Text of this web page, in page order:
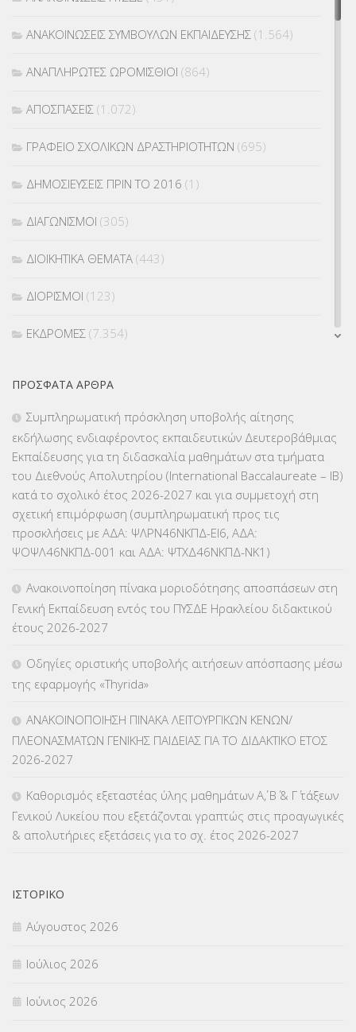
ΑΝΑΚΟΙΝΩΣΕΙΣ ΣΥΜΒΟΥΛΩΝ ΕΚΠΑΙΔΕΥΣΗΣ (1.564)
ΑΝΑΠΛΗΡΩΤΕΣ ΩΡΟΜΙΣΘΙΟΙ (864)
ΑΠΟΣΠΑΣΕΙΣ (1.072)
ΓΡΑΦΕΙΟ ΣΧΟΛΙΚΩΝ ΔΡΑΣΤΗΡΙΟΤΗΤΩΝ (695)
ΔΗΜΟΣΙΕΥΣΕΙΣ ΠΡΙΝ ΤΟ 2016 (1)
ΔΙΑΓΩΝΙΣΜΟΙ (305)
ΔΙΟΙΚΗΤΙΚΑ ΘΕΜΑΤΑ (443)
ΔΙΟΡΙΣΜΟΙ (123)
ΕΚΔΡΟΜΕΣ (7.354)
ΕΠΙΜΟΡΦΩΣΗ Τ.Π.Ε.(10)
ΕΥΡΩΠΑΪΚΑ ΠΡΟΓΡΑΜΜΑΤΑ(230)
ΚΕΣΥ (60)
ΚΕΣΥΠ(109)
ΚΠγ – ΚΡΑΤΙΚΟ ΠΙΣΤΟΠΟΙΗΤΙΚΟ ΓΛΩΣΣΟΜΑΘΕΙΑΣ(135)
ΚΠπ- ΚΡΑΤΙΚΟ ΠΙΣΤΟΠΟΙΗΤΙΚΟ ΠΛΗΡΟΦΟΡΙΚΗΣ
ΛΟΙΠΑ(309)
ΜΕΤΑΘΕΣΕΙΣ-ΤΟΠΟΘΕΤΗΣΕΙΣ ΒΕΛΤΙΩΣΕΙΣ(319)
ΜΕΤΑΦΟΡΑ ΜΑΘΗΤΩΝ(3)
ΟΙΚΟΝΟΜΙΚΑ ΘΕΜΑΤΑ
Π.Ε.Κ. ΗΡΑΚΛΕΙΟΥ
ΠΑΝΕΛΛΑΔΙΚΕΣ ΕΞΕΤΑΣΕΙΣ
ΠΡΟΚΗΡΥΞΕΙΣ
ΠΡΌΣΦΑΤΑ ΆΡΘΡΑ
Συμπληρωματική πρόσκληση υποβολής αίτησης
εκδήλωσης ενδιαφέροντος εκπαιδευτικών Δευτεροβάθμιας
Εκπαίδευσης για τη διδασκαλία μαθημάτων στα τμήματα
του Διεθνούς Απολυτηρίου (International Baccalaureate – IB)
κατά το σχολικό έτος 2026-2027 και για συμμετοχή στη
σχετική επιμόρφωση (συμπληρωματική προς τις
προσκλήσεις με ΑΔΑ: ΨΛΡΝ46ΝΚΠΔ-ΕΙ6, ΑΔΑ:
ΨΟΨΛ46ΝΚΠΔ-001 και ΑΔΑ: ΨΤΧΔ46ΝΚΠΔ-ΝΚ1)
Ανακοινοποίηση πίνακα μοριοδότησης αποσπάσεων στη
Γενική Εκπαίδευση εντός του ΠΥΣΔΕ Ηρακλείου διδακτικού
έτους 2026-2027
Οδηγίες οριστικής υποβολής αιτήσεων απόσπασης μέσω
της εφαρμογής «Thyrida»
ΑΝΑΚΟΙΝΟΠΟΙΗΣΗ ΠΙΝΑΚΑ ΛΕΙΤΟΥΡΓΙΚΩΝ ΚΕΝΩΝ/
ΠΛΕΟΝΑΣΜΑΤΩΝ ΓΕΝΙΚΗΣ ΠΑΙΔΕΙΑΣ ΓΙΑ ΤΟ ΔΙΔΑΚΤΙΚΟ ΕΤΟΣ
2026-2027
Καθορισμός εξεταστέας ύλης μαθημάτων Α΄, Β΄ & Γ΄ τάξεων
Γενικού Λυκείου που εξετάζονται γραπτώς στις προαγωγικές
& απολυτήριες εξετάσεις για το σχ. έτος 2026-2027
ΙΣΤΟΡΙΚΌ
Αύγουστος 2026
Ιούλιος 2026
Ιούνιος 2026